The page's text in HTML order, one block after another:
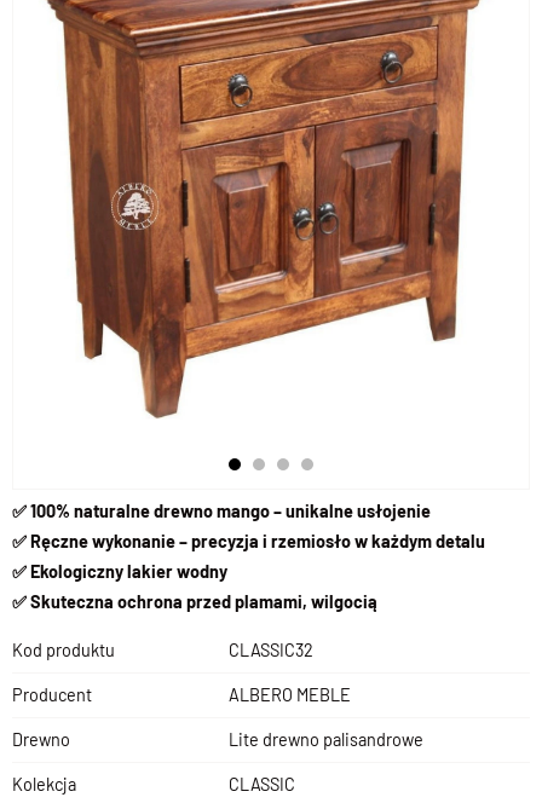
✅ 100% naturalne drewno mango – unikalne usłojenie
✅ Ręczne wykonanie – precyzja i rzemiosło w każdym detalu
✅ Ekologiczny lakier wodny
✅ Skuteczna ochrona przed plamami, wilgocią
Kod produktu CLASSIC32
Producent ALBERO MEBLE
Drewno Lite drewno palisandrowe
Kolekcja CLASSIC